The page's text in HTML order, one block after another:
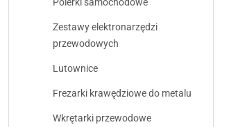
Zestawy elektronarzędzi
przewodowych
Lutownice
Frezarki krawędziowe do metalu
Wkrętarki przewodowe